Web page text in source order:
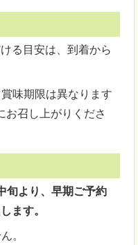
る目安は、到着から
味期限は異なります
お召し上がりくださ
旬より、早期ご予約
ます。
。